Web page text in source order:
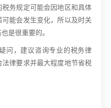
务规定可能会因地区和具体
能会发生变化，所以及时关
是很重要的。
问，建议咨询专业的税务律
律要求并最大程度地节省税